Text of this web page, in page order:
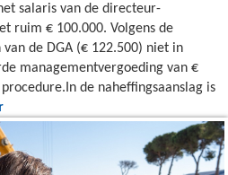
salaris van de directeur-
ruim € 100.000. Volgens de
de DGA (€ 122.500) niet in
managementvergoeding van €
de naheffingsaanslag is